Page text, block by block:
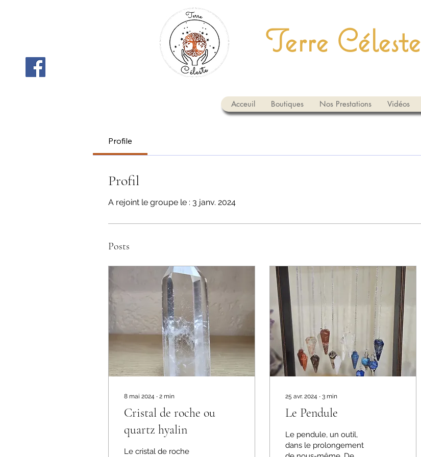
Terre Céleste
Acceuil Boutiques Nos Prestations Vidéos
Profile
Profil
A rejoint le groupe le : 3 janv. 2024
Posts
8 mai 2024 ∙ 2 min
Cristal de roche ou
quartz hyalin
Le cristal de roche
25 avr. 2024 ∙ 3 min
Le Pendule
Le pendule, un outil,
dans le prolongement